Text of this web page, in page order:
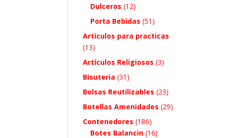
Dulceros (12)
Porta Bebidas (51)
Artículos para practicas
(13)
Artículos Religiosos (3)
Bisuteria (31)
Bolsas Reutilizables (23)
Botellas Amenidades (29)
Contenedores (186)
Botes Balancin (16)